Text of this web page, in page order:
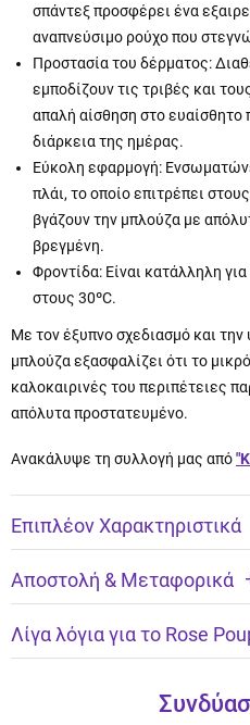
σπάντεξ προσφέρει ένα
αναπνεύσιμο ρούχο που
Προστασία του δέρματος:
εμποδίζουν τις τριβές και
απαλή αίσθηση στο ευαίσθητο
διάρκεια της ημέρας.
Εύκολη εφαρμογή:
πλάι, το οποίο επιτρέπει
βγάζουν την μπλούζα με
βρεγμένη.
Φροντίδα: Είναι κατάλληλη
στους 30ºC.
Με τον έξυπνο σχεδιασμό και
μπλούζα εξασφαλίζει ότι το
καλοκαιρινές του περιπέτειες
απόλυτα προστατευμένο.
Ανακάλυψε τη συλλογή μας από
Επιπλέον Χαρακτηριστικά
Αποστολή & Μεταφορικά
Λίγα λόγια για το Rose